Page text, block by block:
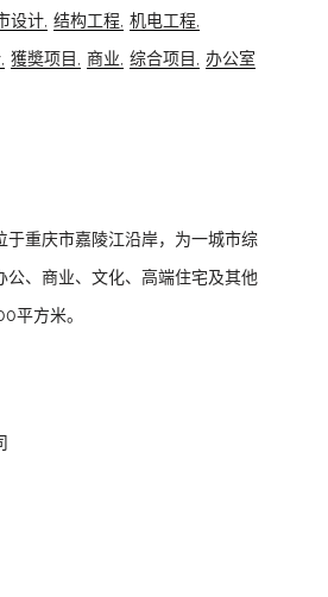
设计, 结构工程, 机电工程,
獲奬项目, 商业, 综合项目, 办公室
于重庆市嘉陵江沿岸，为一城市综
公、商业、文化、高端住宅及其他
平方米。